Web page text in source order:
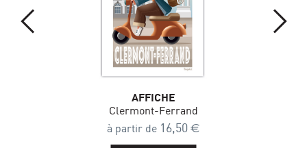
AFFICHE
Clermont-Ferrand
à partir de 16,50 €